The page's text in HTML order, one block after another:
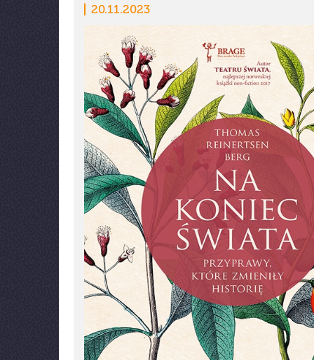
20.11.2023